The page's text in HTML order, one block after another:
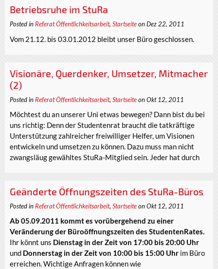
Betriebsruhe im StuRa
Posted inReferat Öffentlichkeitsarbeit, Startseiteon Dez 22, 2011
Vom 21.12. bis 03.01.2012 bleibt unser Büro geschlossen.
Visionäre, Querdenker, Umsetzer, Mitmacher
(2)
Posted in Referat Öffentlichkeitsarbeit, Startseiteon Okt 12, 2011
Möchtest du an unserer Uni etwas bewegen? Dann bist du bei
uns richtig: Denn der Studentenrat braucht die tatkräftige
Unterstützung zahlreicher freiwilliger Helfer, um Visionen
entwickeln und umsetzen zu können. Dazu muss man nicht
zwangsläug gewähltes StuRa-Mitglied sein. Jeder hat durch
Geänderte Öffnungszeiten des StuRa-Büros
Posted in Referat Öffentlichkeitsarbeit, Startseiteon Okt 12, 2011
Ab 05.09.2011 kommt es vorübergehend zu einer
Veränderung der Büroöffnungszeiten des StudentenRates.
Ihr könnt uns Dienstag in der Zeit von 17:00 bis 20:00 Uhr
und Donnerstag in der Zeit von 10:00 bis 15:00 Uhr im Büro
erreichen. Wichtige Anfragen können wie